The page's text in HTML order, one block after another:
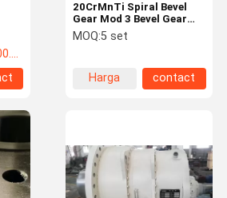
20CrMnTi Spiral Bevel
Gear Mod 3 Bevel Gear
Set
MOQ:5 set
Harga
contact